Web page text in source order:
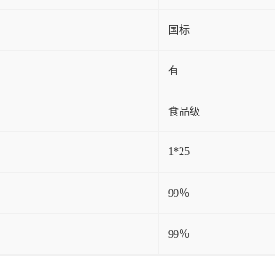
国标
有
食品级
1*25
99％
99％